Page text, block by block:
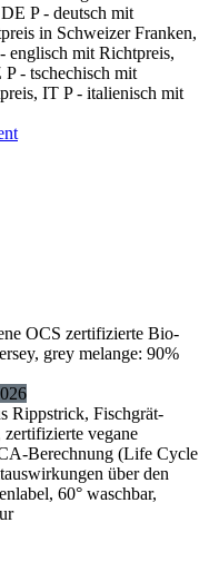
P - deutsch mit
in Schweizer Franken,
englisch mit Richtpreis,
- tschechisch mit
IT P - italienisch mit
OCS zertifizierte Bio-
grey melange: 90%
Rippstrick, Fischgrät-
vegane
Berechnung (Life Cycle
über den
60° waschbar,